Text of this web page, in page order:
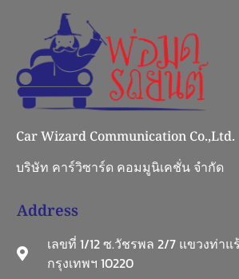
Car Wizard Communication Co.,Ltd.
บริษัท คาร์วิซาร์ด คอมมูนิเคชั่น จำกัด
Address
เลขที่ 1/12 ซ.วัชรพล 2/7 แขวงท่าแ
กรุงเทพฯ 10220